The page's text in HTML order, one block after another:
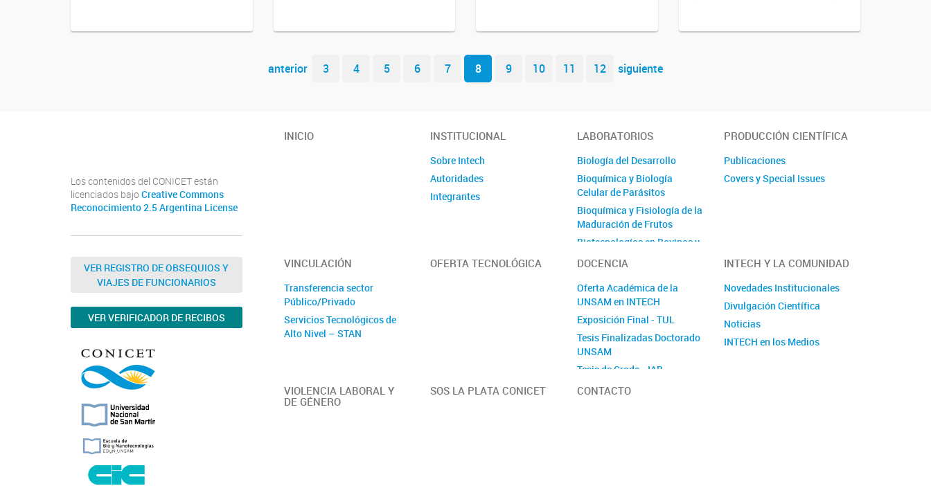
Navegador de artículos
anterior 3 4 5 6 7 8 9 10 11 12 siguiente
Los contenidos del CONICET están
licenciados bajo Creative Commons
Reconocimiento 2.5 Argentina License
VER REGISTRO DE OBSEQUIOS Y
VIAJES DE FUNCIONARIOS
VER VERIFICADOR DE RECIBOS
INICIO INSTITUCIONAL
Sobre Intech
Autoridades
Integrantes
LABORATORIOS
Biología del Desarrollo
Bioquímica y Biología
Celular de Parásitos
Bioquímica y Fisiología de la
Maduración de Frutos
Biotecnologías en Bovinos y
Génica
Ecología Acuática
Ecología Microbiana
Ambiental
Estrés Abiótico y Biótico en
Plantas
Fisiología y Asistencia al
PRODUCCIÓN CIENTÍFICA
Publicaciones
Covers y Special Issues
VINCULACIÓN
Transferencia sector
Público/Privado
Servicios Tecnológicos de
Alto Nivel – STAN
OFERTA TECNOLÓGICA DOCENCIA
Oferta Académica de la
UNSAM en INTECH
Exposición Final - TUL
Tesis Finalizadas Doctorado
UNSAM
Tesis de Grado - IAB
INTECH Y LA COMUNIDAD
Novedades Institucionales
Divulgación Científica
Noticias
INTECH en los Medios
VIOLENCIA LABORAL Y
DE GÉNERO
SOS LA PLATA CONICET CONTACTO